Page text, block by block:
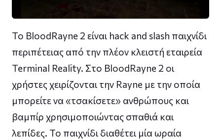
Το BloodRayne 2 είναι hack and slash παιχνίδι
περιπέτειας από την πλέον κλειστή εταιρεία
Terminal Reality. Στο BloodRayne 2 οι
χρήστες χειρίζονται την Rayne με την οποία
μπορείτε να «τσακίσετε» ανθρώπους και
βαμπίρ χρησιμοποιώντας σπαθιά και
λεπίδες. Το παιχνίδι διαθέτει μία ωραία